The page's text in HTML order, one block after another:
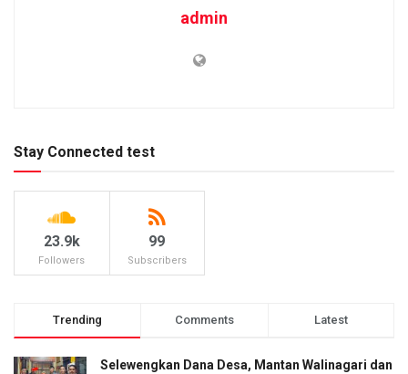
admin
Stay Connected test
23.9k
Followers
99
Subscribers
Trending Comments Latest
Selewengkan Dana Desa, Mantan Walinagari dan